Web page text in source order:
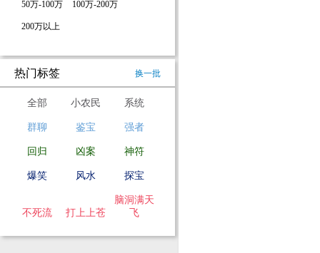
50万-100万 100万-200万
200万以上
热门标签 换一批
全部 小农民 系统
群聊 鉴宝 强者
回归 凶案 神符
爆笑 风水 探宝
不死流 打上上苍
脑洞满天
飞